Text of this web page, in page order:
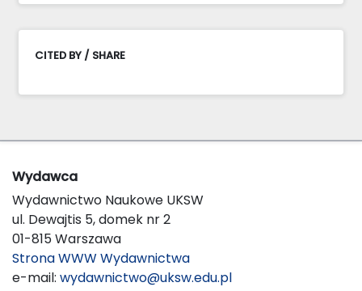
CITED BY / SHARE
Wydawca
Wydawnictwo Naukowe UKSW
ul. Dewajtis 5, domek nr 2
01-815 Warszawa
Strona WWW Wydawnictwa
e-mail: wydawnictwo@uksw.edu.pl